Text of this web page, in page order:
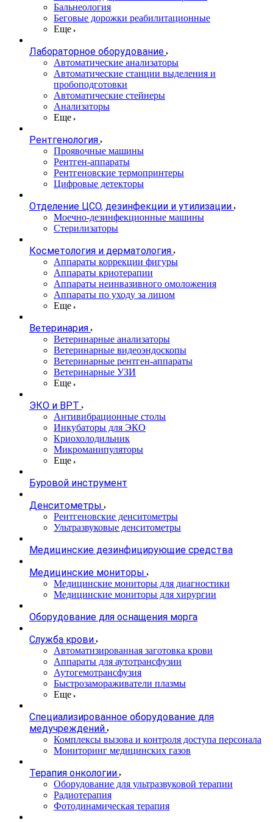
Бальнеология
Беговые дорожки реабилитационные
Еще
Лабораторное оборудование
Автоматические анализаторы
Автоматические станции выделения и
пробоподготовки
Автоматические стейнеры
Анализаторы
Еще
Рентгенология
Проявочные машины
Рентген-аппараты
Рентгеновские термопринтеры
Цифровые детекторы
Отделение ЦСО, дезинфекции и утилизации
Моечно-дезинфекционные машины
Стерилизаторы
Косметология и дерматология
Аппараты коррекции фигуры
Аппараты криотерапии
Аппараты неинвазивного омоложения
Аппараты по уходу за лицом
Еще
Ветеринария
Ветеринарные анализаторы
Ветеринарные видеоэндоскопы
Ветеринарные рентген-аппараты
Ветеринарные УЗИ
Еще
ЭКО и ВРТ
Антивибрационные столы
Инкубаторы для ЭКО
Криохолодильник
Микроманипуляторы
Еще
Буровой инструмент
Денситометры
Рентгеновские денситометры
Ультразвуковые денситометры
Медицинские дезинфицирующие средства
Медицинские мониторы
Медицинские мониторы для диагностики
Медицинские мониторы для хирургии
Оборудование для оснащения морга
Служба крови
Автоматизированная заготовка крови
Аппараты для аутотрансфузии
Аутогемотрансфузия
Быстрозамораживатели плазмы
Еще
Специализированное оборудование для
медучреждений
Комплексы вызова и контроля доступа персонала
Мониторинг медицинских газов
Терапия онкологии
Оборудование для ультразвуковой терапии
Радиотерапия
Фотодинамическая терапия